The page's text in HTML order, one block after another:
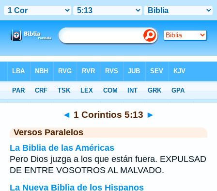
>1 Corintios Capítulo 5 > Verso 13
◄ 1 Corintios 5:13 ►
Versos Paralelos
La Biblia de las Américas
Pero Dios juzga a los que están fuera. EXPULSAD
DE ENTRE VOSOTROS AL MALVADO.
La Nueva Biblia de los Hispanos